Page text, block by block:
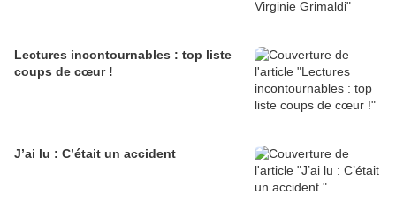
Lectures incontournables : top liste
coups de cœur !
J’ai lu : C’était un accident